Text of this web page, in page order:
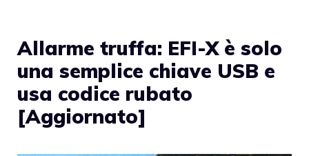
Allarme truffa: EFI-X è solo
una semplice chiave USB e
usa codice rubato
[Aggiornato]